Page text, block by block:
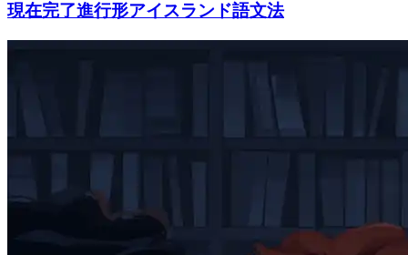
現在完了進行形アイスランド語文法